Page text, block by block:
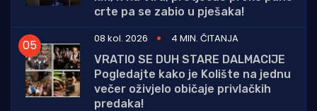
crte pa se zabio u pješaka!
08 kol. 2026
4 MIN. ČITANJA
VRATIO SE DUH STARE DALMACIJE
Pogledajte kako je Kolište na jednu
večer oživjelo običaje privlačkih
predaka!